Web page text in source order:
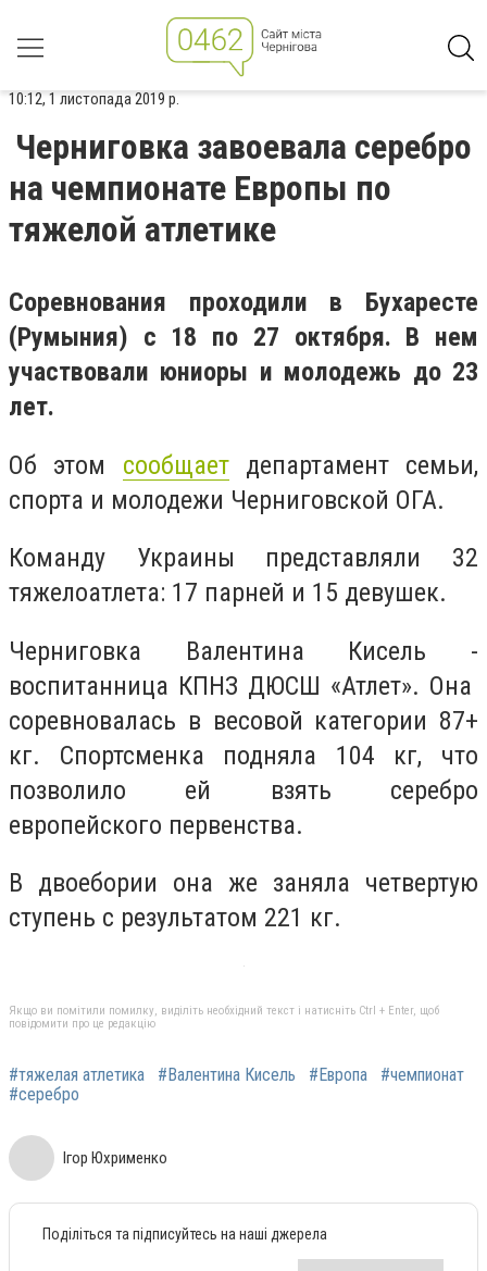
10:12, 1 листопада 2019 р.
Черниговка завоевала серебро
на чемпионате Европы по
тяжелой атлетике
Соревнования проходили в Бухаресте
(Румыния) с 18 по 27 октября. В нем
участвовали юниоры и молодежь до 23
лет.
Об этом сообщаетдепартамент семьи,
спорта и молодежи Черниговской ОГА.
Команду Украины представляли 32
тяжелоатлета: 17 парней и 15 девушек.
Черниговка Валентина Кисель -
воспитанница КПНЗ ДЮСШ «Атлет». Она
соревновалась в весовой категории 87+
кг. Спортсменка подняла 104 кг, что
позволило ей взять серебро
европейского первенства.
В двоебории она же заняла четвертую
ступень с результатом 221 кг.
Якщо ви помітили помилку, виділіть необхідний текст і натисніть Ctrl + Enter, щоб
повідомити про це редакцію
#тяжелая атлетика #Валентина Кисель #Европа
#чемпионат
#серебро
Ігор Юхрименко
Поділіться та підписуйтесь на наші джерела